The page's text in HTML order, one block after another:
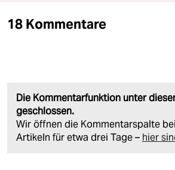
18 Kommentare
Die Kommentarfunktion unter
geschlossen.
Wir öffnen die Kommentarspalte
Artikeln für etwa drei Tage – hier